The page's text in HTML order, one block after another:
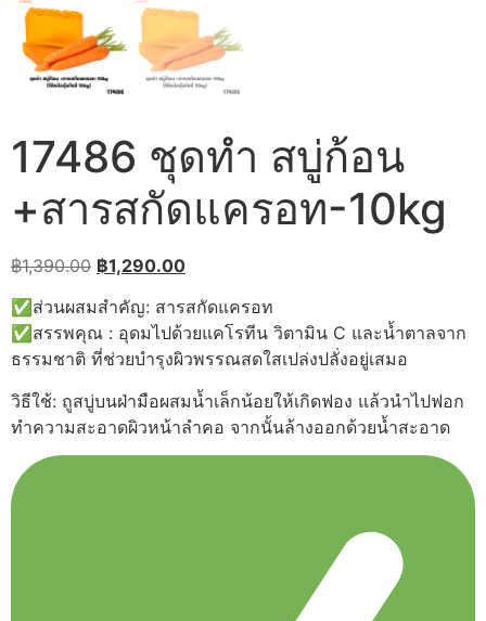
17486 ชุดทำ สบู่ก้อน
+สารสกัดแครอท-10kg
฿1,390.00 Original
was:
฿1,390.00.
฿1,290.00Current
is:
฿1,290.00.
✅ส่วนผสมสำคัญ: สารสกัดแครอท
✅สรรพคุณ : อุดมไปด้วยแคโรทีน วิตามิน C และน้ำตาลจาก
ธรรมชาติ ที่ช่วยบำรุงผิวพรรณสดใสเปล่งปลั่งอยู่เสมอ
วิธีใช้: ถูสบู่บนฝ่ามือผสมน้ำเล็กน้อยให้เกิดฟอง แล้วนำไปฟอก
ทำความสะอาดผิวหน้าลำคอ จากนั้นล้างออกด้วยน้ำสะอาด